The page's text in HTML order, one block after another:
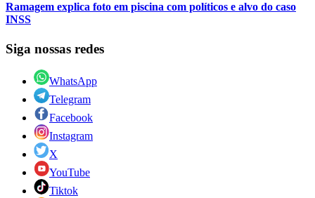
Ramagem explica foto em piscina com políticos e alvo do caso
INSS
Siga nossas redes
WhatsApp
Telegram
Facebook
Instagram
X
YouTube
Tiktok